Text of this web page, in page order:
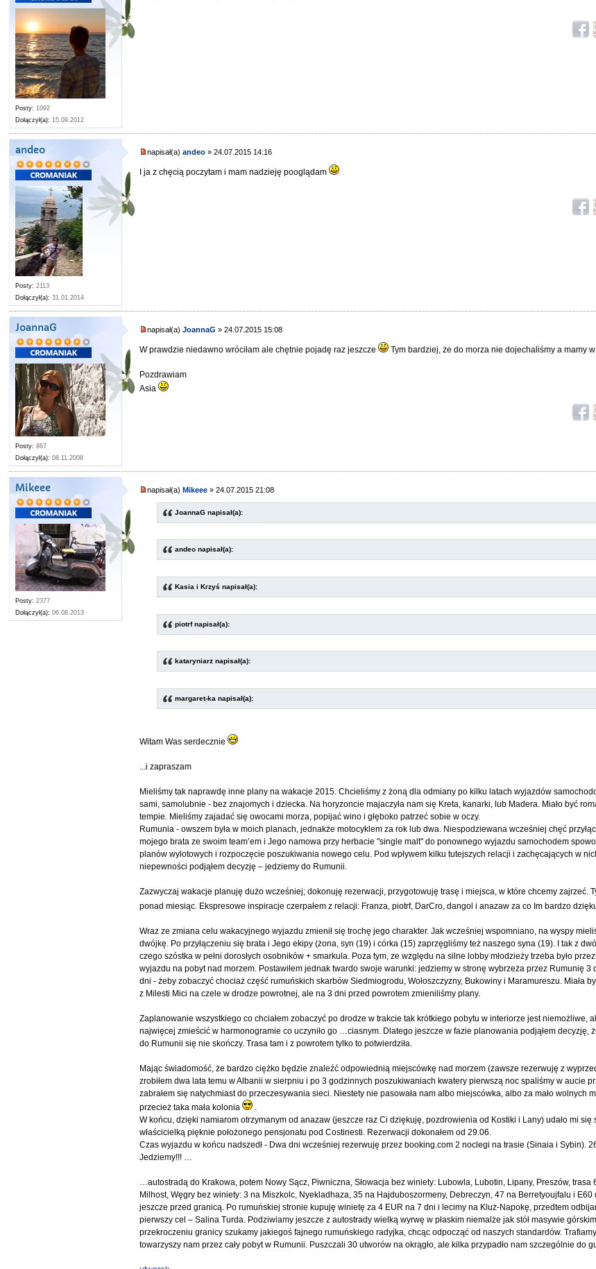
Posty: 1092
Dołączył(a): 15.09.2012
andeo
Posty: 2113
Dołączył(a): 31.01.2014
napisał(a)andeo » 24.07.2015 14:16
I ja z chęcią poczytam i mam nadzieję pooglądam
JoannaG
Posty: 867
Dołączył(a): 08.11.2008
napisał(a)JoannaG » 24.07.2015 15:08
W prawdzie niedawno wróciłam ale chętnie pojadę raz jeszcze Tym bardziej, że do morza nie dojechaliśmy a mamy w
Pozdrawiam
Asia
Mikeee
Posty: 2377
Dołączył(a): 06.08.2013
napisał(a)Mikeee » 24.07.2015 21:08
JoannaG napisał(a):
andeo napisał(a):
Kasia i Krzyś napisał(a):
piotrf napisał(a):
kataryniarz napisał(a):
margaret-ka napisał(a):
Witam Was serdecznie
...i zapraszam
Mieliśmy tak naprawdę inne plany na wakacje 2015. Chcieliśmy z żoną dla odmiany po kilku latach wyjazdów
sami, samolubnie - bez znajomych i dziecka. Na horyzoncie majaczyła nam się Kreta, kanarki, lub Madera. Miało być
tempie. Mieliśmy zajadać się owocami morza, popijać wino i głęboko patrzeć sobie w oczy.
Rumunia - owszem była w moich planach, jednakże motocyklem za rok lub dwa. Niespodziewana wcześniej chęć
mojego brata ze swoim team’em i Jego namowa przy herbacie "single malt" do ponownego wyjazdu samochodem
planów wylotowych i rozpoczęcie poszukiwania nowego celu. Pod wpływem kilku tutejszych relacji i zachęcających w
niepewności podjąłem decyzję – jedziemy do Rumunii.
Zazwyczaj wakacje planuję dużo wcześniej; dokonuję rezerwacji, przygotowuję trasę i miejsca, w które chcemy zajrzeć.
ponad miesiąc. Ekspresowe inspiracje czerpałem z relacji: Franza, piotrf, DarCro, dangol i anazaw za co Im bardzo
Wraz ze zmiana celu wakacyjnego wyjazdu zmienił się trochę jego charakter. Jak wcześniej wspomniano, na wyspy
dwójkę. Po przyłączeniu się brata i Jego ekipy (żona, syn (19) i córka (15) zaprzęgliśmy też naszego syna (19). I tak z
czego szóstka w pełni dorosłych osobników + smarkula. Poza tym, ze względu na silne lobby młodzieży trzeba było
wyjazdu na pobyt nad morzem. Postawiłem jednak twardo swoje warunki: jedziemy w stronę wybrzeża przez Rumunię 3
dni - żeby zobaczyć chociaż część rumuńskich skarbów Siedmiogrodu, Wołoszczyzny, Bukowiny i Maramureszu. Miała
z Milesti Mici na czele w drodze powrotnej, ale na 3 dni przed powrotem zmieniliśmy plany.
Zaplanowanie wszystkiego co chciałem zobaczyć po drodze w trakcie tak krótkiego pobytu w interiorze jest niemożliwe,
najwięcej zmieścić w harmonogramie co uczyniło go …ciasnym. Dlatego jeszcze w fazie planowania podjąłem decyzję,
do Rumunii się nie skończy. Trasa tam i z powrotem tylko to potwierdziła.
Mając świadomość, że bardzo ciężko będzie znaleźć odpowiednią miejscówkę nad morzem (zawsze rezerwuję z
zrobiłem dwa lata temu w Albanii w sierpniu i po 3 godzinnych poszukiwaniach kwatery pierwszą noc spaliśmy w aucie
zabrałem się natychmiast do przeczesywania sieci. Niestety nie pasowała nam albo miejscówka, albo za mało wolnych
przecież taka mała kolonia
.
W końcu, dzięki namiarom otrzymanym od anazaw (jeszcze raz Ci dziękuję, pozdrowienia od Kostiki i Lany) udało mi się
właścicielką pięknie położonego pensjonatu pod Costinesti. Rezerwacji dokonałem od 29.06.
Czas wyjazdu w końcu nadszedł - Dwa dni wcześniej rezerwuję przez booking.com 2 noclegi na trasie (Sinaia i Sybin).
Jedziemy!!! …
…autostradą do Krakowa, potem Nowy Sącz, Piwniczna, Słowacja bez winiety: Lubowla, Lubotin, Lipany, Preszów, trasa
Milhost, Węgry bez winiety: 3 na Miszkolc, Nyekladhaza, 35 na Hajduboszormeny, Debreczyn, 47 na Berretyoujfalu i E60
jeszcze przed granicą. Po rumuńskiej stronie kupuję winietę za 4 EUR na 7 dni i lecimy na Kluż-Napokę, przedtem
pierwszy cel – Salina Turda. Podziwiamy jeszcze z autostrady wielką wyrwę w płaskim niemalże jak stół masywie
przekroczeniu granicy szukamy jakiegoś fajnego rumuńskiego radyjka, chcąc odpocząć od naszych standardów.
towarzyszy nam przez cały pobyt w Rumunii. Puszczali 30 utworów na okrągło, ale kilka przypadło nam szczególnie do